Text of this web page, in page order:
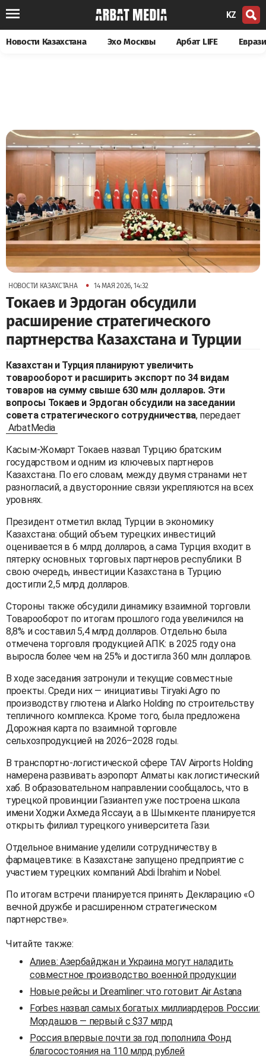
KZ
Новости Казахстана Эхо Москвы Арбат LIFE
НОВОСТИ КАЗАХСТАНА • 14 МАЯ 2026, 14:32
Токаев и Эрдоган обсудили
расширение стратегического
партнерства Казахстана и Турции
Казахстан и Турция планируют увеличить
товарооборот и расширить экспорт по 34 видам
товаров на сумму свыше 630 млн долларов. Эти
вопросы Токаев и Эрдоган обсудили на заседании
совета стратегического сотрудничества, передает
ArbatMedia
Касым-Жомарт Токаев назвал Турцию братским
государством и одним из ключевых партнеров
Казахстана. По его словам, между двумя странами нет
разногласий, а двусторонние связи укрепляются на всех
уровнях.
Президент отметил вклад Турции в экономику
Казахстана: общий объем турецких инвестиций
оценивается в 6 млрд долларов, а сама Турция входит в
пятерку основных торговых партнеров республики. В
свою очередь, инвестиции Казахстана в Турцию
достигли 2,5 млрд долларов.
Стороны также обсудили динамику взаимной торговли.
Товарооборот по итогам прошлого года увеличился на
8,8% и составил 5,4 млрд долларов. Отдельно была
отмечена торговля продукцией АПК: в 2025 году она
выросла более чем на 25% и достигла 360 млн долларов.
В ходе заседания затронули и текущие совместные
проекты. Среди них — инициативы Tiryaki Agro по
производству глютена и Alarko Holding по строительству
тепличного комплекса. Кроме того, была предложена
Дорожная карта по взаимной торговле
сельхозпродукцией на 2026–2028 годы.
В транспортно-логистической сфере TAV Airports Holding
намерена развивать аэропорт Алматы как логистический
хаб. В образовательном направлении сообщалось, что в
турецкой провинции Газиантеп уже построена школа
имени Ходжи Ахмеда Яссауи, а в Шымкенте планируется
открыть филиал турецкого университета Гази.
Отдельное внимание уделили сотрудничеству в
фармацевтике: в Казахстане запущено предприятие с
участием турецких компаний Abdi İbrahim и Nobel.
По итогам встречи планируется принять Декларацию «О
вечной дружбе и расширенном стратегическом
партнерстве».
Читайте также:
Алиев: Азербайджан и Украина могут наладить
совместное производство военной продукции
Новые рейсы и Dreamliner: что готовит Air Astana
Forbes назвал самых богатых миллиардеров России:
Мордашов — первый с $37 млрд
Россия впервые почти за год пополнила Фонд
благосостояния на 110 млрд рублей